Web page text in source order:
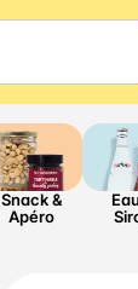
Snack &
Apéro